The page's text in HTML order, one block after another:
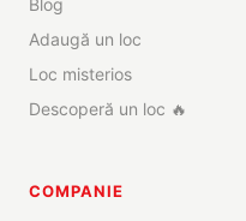
Blog
Adaugă un loc
Loc misterios
Descoperă un loc 🔥
COMPANIE